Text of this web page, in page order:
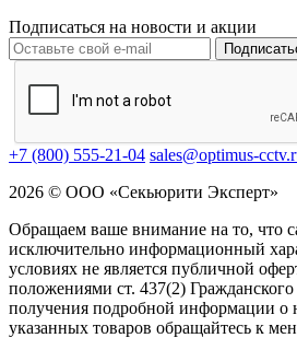
Подписаться на новости и акции
+7 (800) 555-21-04 sales@optimus-
2026 © ООО «Секьюрити Эксперт»
Обращаем ваше внимание на то, что
исключительно информационный
условиях не является публичной
положениями ст. 437(2)
получения подробной информации о
указанных товаров обращайтесь к